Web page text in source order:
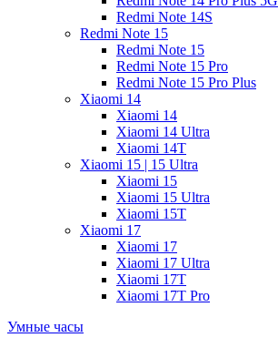
Redmi Note 14S
Redmi Note 15
Redmi Note 15
Redmi Note 15 Pro
Redmi Note 15 Pro Plus
Xiaomi 14
Xiaomi 14
Xiaomi 14 Ultra
Xiaomi 14T
Xiaomi 15 | 15 Ultra
Xiaomi 15
Xiaomi 15 Ultra
Xiaomi 15T
Xiaomi 17
Xiaomi 17
Xiaomi 17 Ultra
Xiaomi 17T
Xiaomi 17T Pro
Умные часы